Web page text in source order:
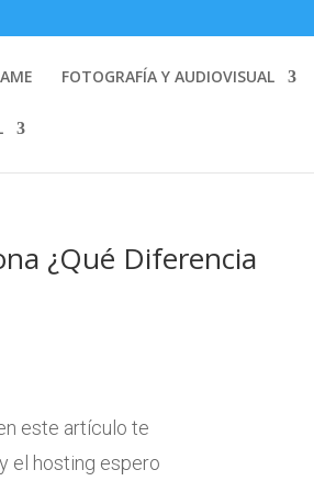
FOTOGRAFÍA Y AUDIOVISUAL
¿Qué Diferencia
este artículo te
el hosting espero